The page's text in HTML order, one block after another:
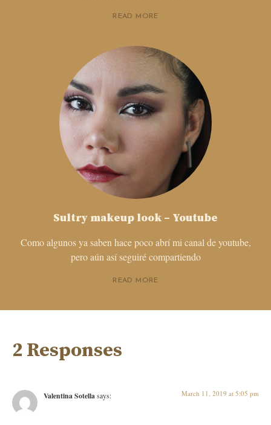
READ MORE
Sultry makeup look – Youtube
Como algunos ya saben hace poco abrí mi canal de youtube,
pero aún así seguiré compartiendo
READ MORE
2 Responses
Valentina Sotella says: March 11, 2019 at 5:05 pm